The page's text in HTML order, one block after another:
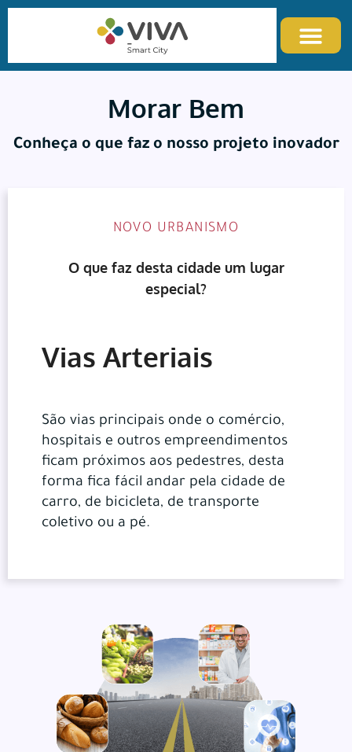
Morar Bem
Conheça o que faz o nosso projeto inovador
NOVO URBANISMO
O que faz desta cidade um lugar
especial?
Vias Arteriais
São vias principais onde o comércio,
hospitais e outros empreendimentos
ficam próximos aos pedestres, desta
forma fica fácil andar pela cidade de
carro, de bicicleta, de transporte
coletivo ou a pé.